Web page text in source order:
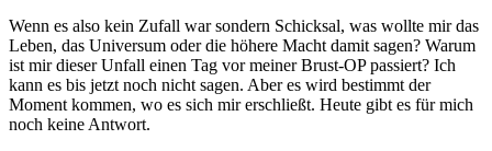
Wenn es also kein Zufall war sondern Schicksal, was wollte mir das
Leben, das Universum oder die höhere Macht damit sagen? Warum
ist mir dieser Unfall einen Tag vor meiner Brust-OP passiert? Ich
kann es bis jetzt noch nicht sagen. Aber es wird bestimmt der
Moment kommen, wo es sich mir erschließt. Heute gibt es für mich
noch keine Antwort.